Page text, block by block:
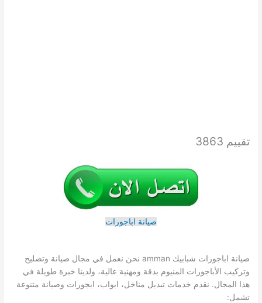
تقييم 3863
صيانة اباجورات
صيانة اباجورات شبابيك amman نحن نعمل في مجال صيانة وتصليح
وتركيب الأباجورات المنيوم بدقة ومهنية عالية، ولدينا خبرة طويلة في
هذا المجال. نقدم خدمات تبديل مناخل، ابواب، ابجورات وصيانة متنوعة
تشمل: